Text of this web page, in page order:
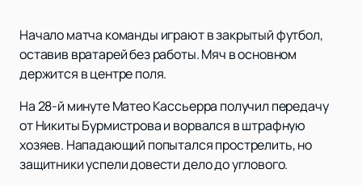
Начало матча команды играют в закрытый футбол,
оставив вратарей без работы. Мяч в основном
держится в центре поля.
На 28-й минуте Матео Кассьерра получил передачу
от Никиты Бурмистрова и ворвался в штрафную
хозяев. Нападающий попытался прострелить, но
защитники успели довести дело до углового.